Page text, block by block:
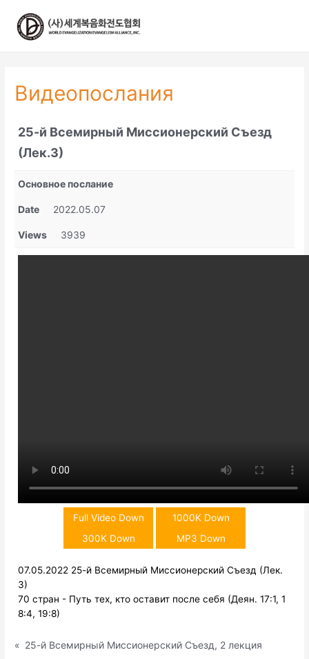
Видеопослания
25-й Всемирный Миссионерский Съезд
(Лек.3)
Основное послание
Date 2022.05.07
Views 3939
Full Video Down
1000K Down
300K Down
MP3 Down
07.05.2022 25-й Всемирный Миссионерский Съезд (Лек.
3)
70 стран - Путь тех, кто оставит после себя (Деян. 17:1, 1
8:4, 19:8)
« 25-й Всемирный Миссионерский Съезд, 2 лекция